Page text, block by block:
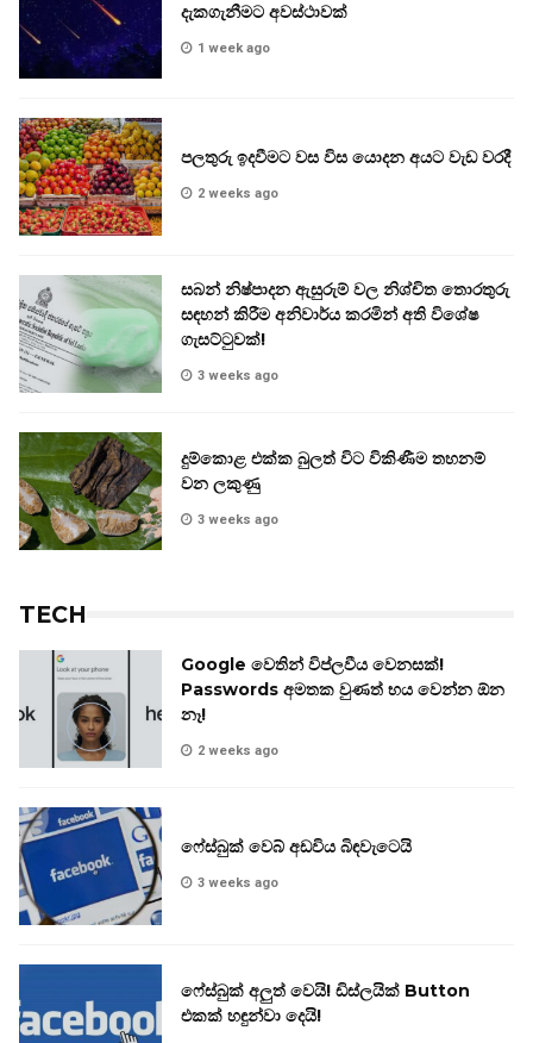
දැකගැනීමට අවස්ථාවක්
1 week ago
පලතුරු ඉදවීමට වස විස යොදන අයට වැඩ වරදී
2 weeks ago
සබන් නිෂ්පාදන ඇසුරුම් වල නිශ්චිත තොරතුරු
සඳහන් කිරීම අනිවාර්ය කරමින් අති විශේෂ
ගැසට්ටුවක්!
3 weeks ago
දුම්කොළ එක්ක බුලත් විට විකිණීම තහනම්
වන ලකුණු
3 weeks ago
TECH
Google වෙතින් විප්ලවීය වෙනසක්!
Passwords අමතක වුණත් භය වෙන්න ඕන
නෑ!
2 weeks ago
ෆේස්බුක් වෙබ් අඩවිය බිඳවැටෙයි
3 weeks ago
ෆේස්බුක් අලුත් වෙයි! ඩිස්ලයික් Button
එකක් හඳුන්වා දෙයි!